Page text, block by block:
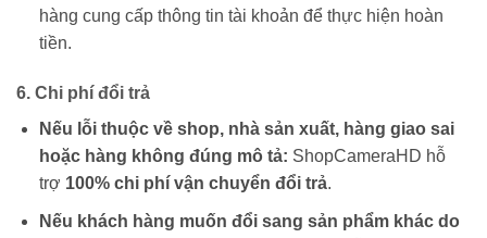
hàng cung cấp thông tin tài khoản để thực hiện hoàn
tiền.
6. Chi phí đổi trả
Nếu lỗi thuộc về shop, nhà sản xuất, hàng giao sai
hoặc hàng không đúng mô tả: ShopCameraHD hỗ
trợ 100% chi phí vận chuyển đổi trả.
Nếu khách hàng muốn đổi sang sản phẩm khác do